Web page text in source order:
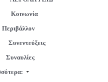
Κοινωνία
Περιβάλλον
Συνεντεύξεις
Συναυλίες